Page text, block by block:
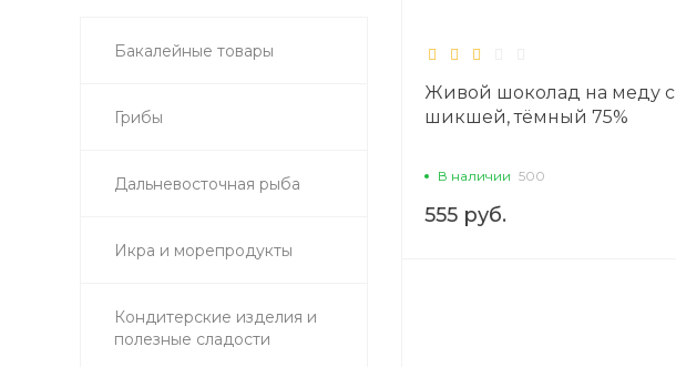
Бакалейные товары
Грибы
Дальневосточная рыба
Икра и морепродукты
Кондитерские изделия и
полезные сладости
Живой шоколад на меду с
шикшей, тёмный 75%
В наличии 500
555 руб.